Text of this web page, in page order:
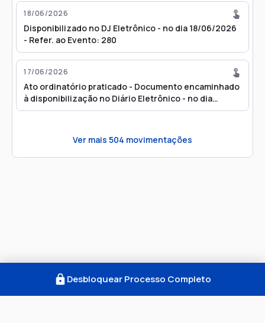
18/06/2026
Disponibilizado no DJ Eletrônico - no dia 18/06/2026
- Refer. ao Evento: 280
17/06/2026
Ato ordinatório praticado - Documento encaminhado
à disponibilização no Diário Eletrônico - no dia
18/06/2026 - Refer. ao Evento: 280
Ver mais 504 movimentações
Desbloquear Processo Completo